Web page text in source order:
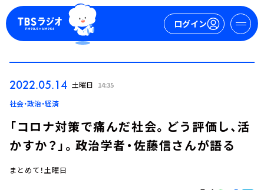
ログイン
2022.05.14 土曜日 14:35
社会・政治・経済
「コロナ対策で痛んだ社会。どう評価し、活
かすか？」。政治学者・佐藤信さんが語る
まとめて！土曜日